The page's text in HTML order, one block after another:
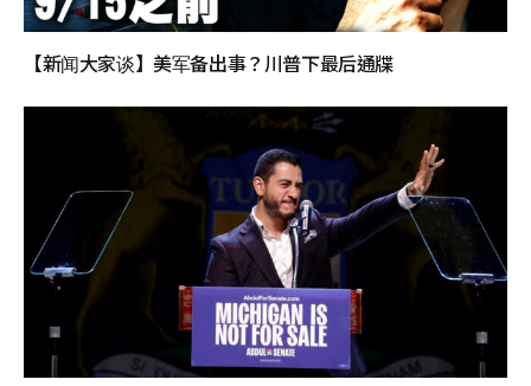
【新闻大家谈】美军备出事？川普下最后通牒